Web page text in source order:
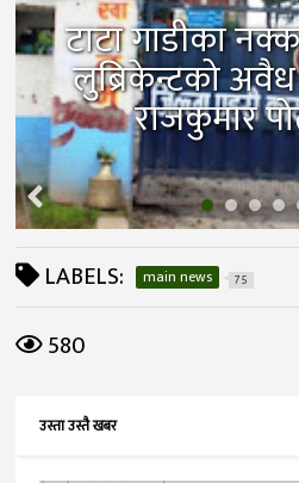
टाटा गाडीका
लुब्रिकेन्टको अवैध
राजकुमार
LABELS: main news 75
580
उस्ता उस्तै खबर